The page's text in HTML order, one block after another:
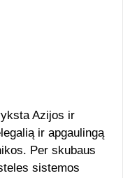
Azijos ir
ir apgaulingą
Per skubaus
sistemos